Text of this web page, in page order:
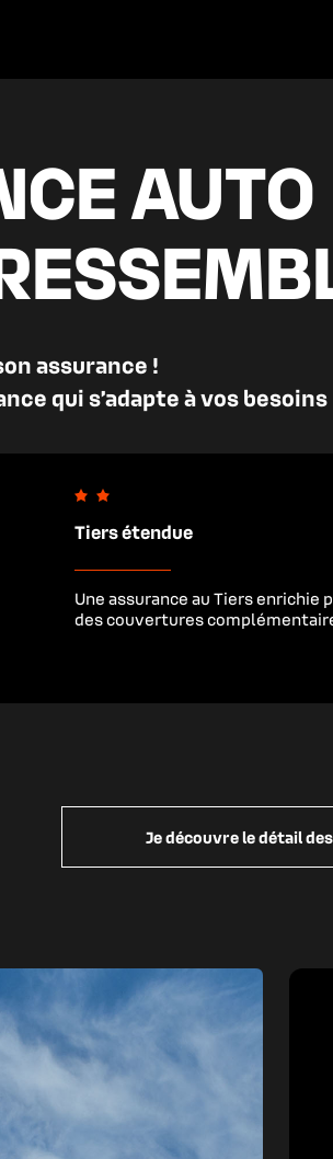
AUTO
assurance !
qui s’adapte à vos besoins
Tiers étendue
Une assurance au Tiers enrichie
des couvertures
Je découvre le détail